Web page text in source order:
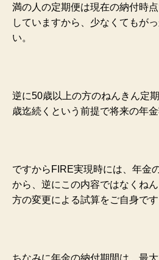
満の人の定期便は現在の納付時
していますから、少なくてもが
い。
逆に50歳以上の方のねんきん定
歳迄続くという前提で将来の年
ですからFIRE実現時には、年金
から、逆にこの内容ではなくね
方の変更による試算をご自身で
ちなみに年金の納付期間は、最